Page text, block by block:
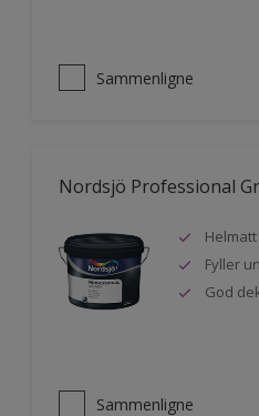
Sammenligne
Nordsjö Professional
Fyller
God
Sammenligne